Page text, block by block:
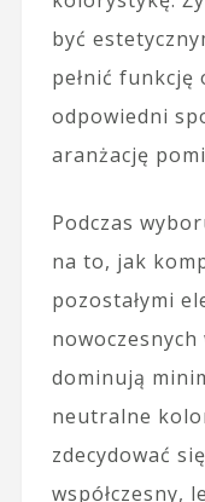
być
pełnić
odpowiedni
aranżację
Podczas
na to, jak
pozostałymi
dominują
neutralne
zdecydować
współczesny,